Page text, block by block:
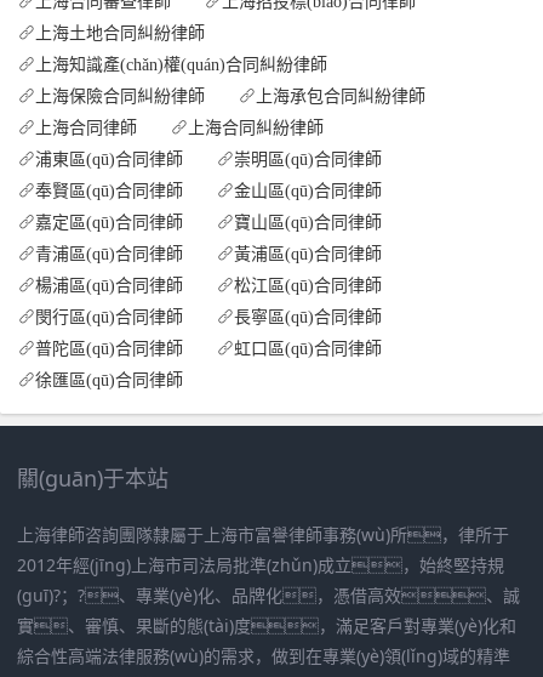
上海土地合同糾紛律師
上海知識產(chǎn)權(quán)合同糾紛律師
上海保險合同糾紛律師
上海承包合同糾紛律師
上海合同律師
上海合同糾紛律師
浦東區(qū)合同律師
崇明區(qū)合同律師
奉賢區(qū)合同律師
金山區(qū)合同律師
嘉定區(qū)合同律師
寶山區(qū)合同律師
青浦區(qū)合同律師
黃浦區(qū)合同律師
楊浦區(qū)合同律師
松江區(qū)合同律師
閔行區(qū)合同律師
長寧區(qū)合同律師
普陀區(qū)合同律師
虹口區(qū)合同律師
徐匯區(qū)合同律師
關(guān)于本站
上海律師咨詢團隊隸屬于上海市富譽律師事務(wù)所，律所于
2012年經(jīng)上海市司法局批準(zhǔn)成立，始終堅持規
(guī)?；?、專業(yè)化、品牌化，憑借高效、誠
實、審慎、果斷的態(tài)度，滿足客戶對專業(yè)化和
綜合性高端法律服務(wù)的需求，做到在專業(yè)領(lǐng)域的精準